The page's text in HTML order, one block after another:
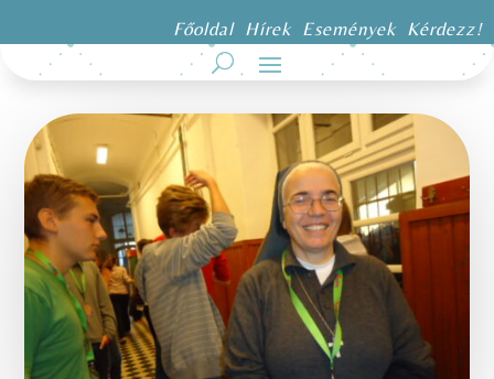
Főoldal Hírek Események Kérdezz!